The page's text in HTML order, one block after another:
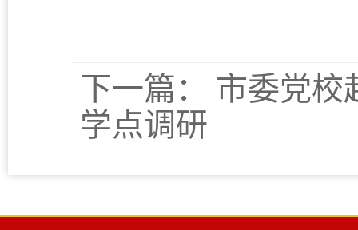
下一篇： 市委党校
学点调研